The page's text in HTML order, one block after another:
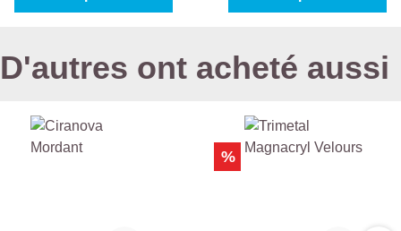
D'autres ont acheté aussi
%